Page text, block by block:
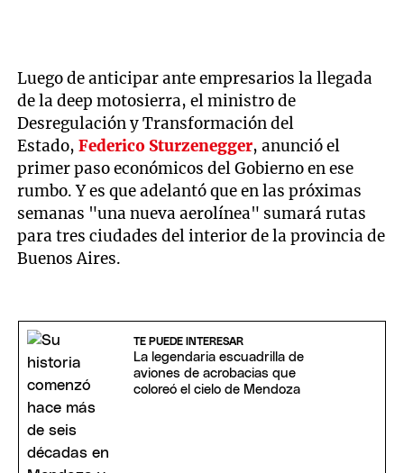
Luego de anticipar ante empresarios la llegada
de la deep motosierra, el ministro de
Desregulación y Transformación del
Estado,Federico Sturzenegger, anunció el
primer paso económicos del Gobierno en ese
rumbo. Y es que adelantó que en las próximas
semanas "una nueva aerolínea" sumará rutas
para tres ciudades del interior de la provincia de
Buenos Aires.
TE PUEDE INTERESAR
La legendaria escuadrilla de
aviones de acrobacias que
coloreó el cielo de Mendoza